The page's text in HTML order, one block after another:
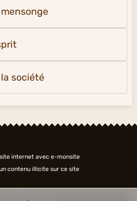
société
internet avec e-monsite
contenu illicite sur ce site